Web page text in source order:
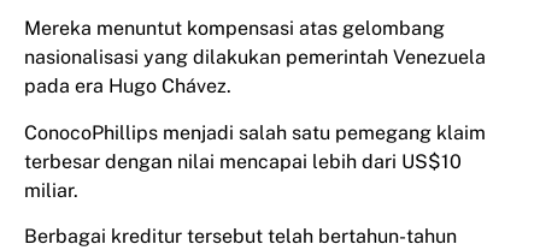
Mereka menuntut kompensasi atas gelombang
nasionalisasi yang dilakukan pemerintah Venezuela
pada era Hugo Chávez.
ConocoPhillips menjadi salah satu pemegang klaim
terbesar dengan nilai mencapai lebih dari US$10
miliar.
Berbagai kreditur tersebut telah bertahun-tahun